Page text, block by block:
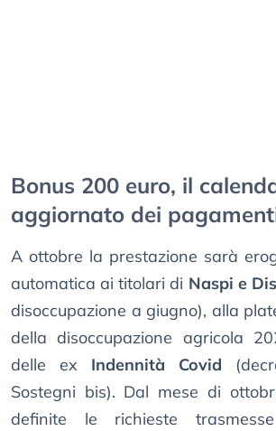
Bonus 200 euro, il
aggiornato dei
A ottobre la prestazione sarà
automatica ai titolari di Naspi e
disoccupazione a giugno), alla
della disoccupazione agricola
delle ex Indennità Covid
Sostegni bis). Dal mese di
definite le richieste